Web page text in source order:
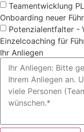
Teamentwicklung
Onboarding neuer
Potenzialentfalter -
Einzelcoaching für
Ihr Anliegen